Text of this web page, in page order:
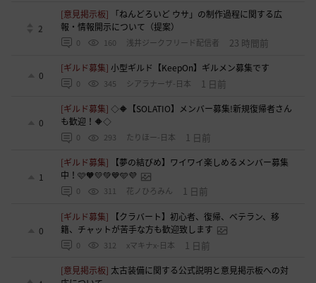
2
[意見掲示板]
「ねんどろいど ウサ」の制作過程に関する広
報・情報開示について（提案）
0 160 浅井ジークフリード配信者 23 時間前
0
[ギルド募集]小型ギルド【KeepOn】ギルメン募集です
0 345 シアラナーザ-日本 1 日前
0
[ギルド募集]◇🔶【SOLATIO】メンバー募集!新規復帰者さん
も歓迎！🔶◇
0 293 たりほー-日本 1 日前
1
[ギルド募集]
【夢の結びめ】ワイワイ楽しめるメンバー募集
中！🩷🧡💛💚💙🩵💜
0 311 花ノひろみん 1 日前
0
[ギルド募集]
【クラバート】初心者、復帰、ベテラン、移
籍、チャットが苦手な方も歓迎致します
0 312 xマキナx-日本 1 日前
[意見掲示板] 太古装備に関する公式説明と意見掲示板への対